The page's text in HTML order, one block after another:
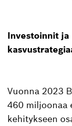
Investoinnit ja
Vuonna 2023
460 miljoonaa
kehitykseen